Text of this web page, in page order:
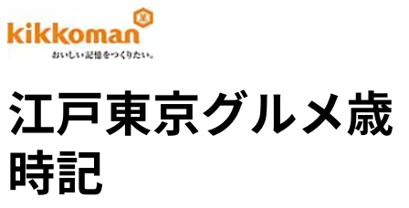
江戸東京グルメ歳
時記